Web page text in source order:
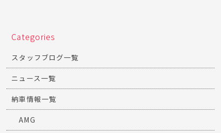
Categories
スタッフブログ一覧
ニュース一覧
納車情報一覧
AMG